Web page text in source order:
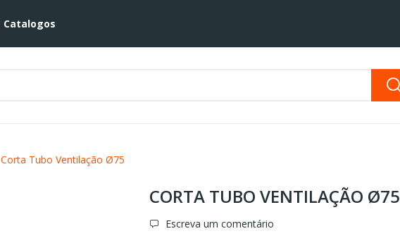
Catalogos
Corta Tubo Ventilação Ø75
CORTA TUBO VENTILAÇÃO Ø75
Escreva um comentário